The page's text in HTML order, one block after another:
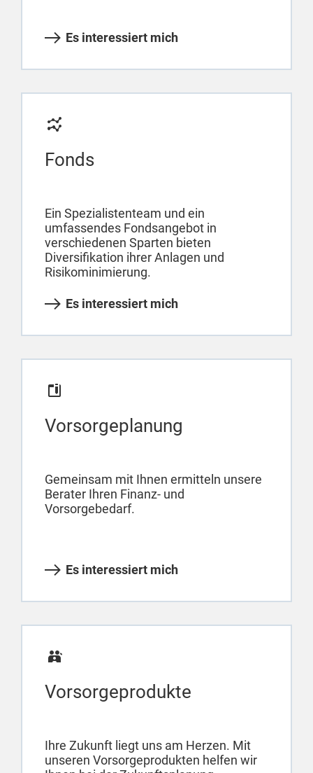
Es interessiert mich
Fonds
Ein Spezialistenteam und ein
umfassendes Fondsangebot in
verschiedenen Sparten bieten
Diversifikation ihrer Anlagen und
Risikominimierung.
Es interessiert mich
Vorsorgeplanung
Gemeinsam mit Ihnen ermitteln unsere
Berater Ihren Finanz- und
Vorsorgebedarf.
Es interessiert mich
Vorsorgeprodukte
Ihre Zukunft liegt uns am Herzen. Mit
unseren Vorsorgeprodukten helfen wir